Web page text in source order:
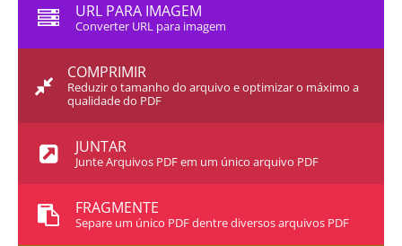
URL PARA IMAGEM
Converter URL para imagem
COMPRIMIR
Reduzir o tamanho do arquivo e optimizar o máximo a
qualidade do PDF
JUNTAR
Junte Arquivos PDF em um único arquivo PDF
FRAGMENTE
Separe um único PDF dentre diversos arquivos PDF